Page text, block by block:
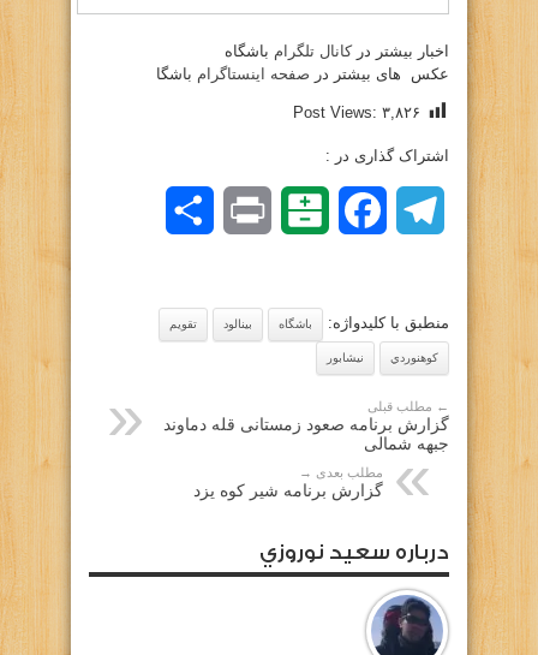
اخبار بیشتر درکانال تلگرام باشگاه
عکس های بیشتر در صفحه اینستاگرام باشگا
Post Views: ۳,۸۲۶
اشتراک گذاری در :
Telegram
Facebook
Balatarin
Print
منطبق با کلیدواژه: باشگاه بينالود تقويم
كوهنوردي نيشابور
← مطلب قبلی
گزارش برنامه صعود زمستانی قله دماوند
جبهه شمالی
مطلب بعدی →
گزارش برنامه شیر کوه یزد
درباره سعيد نوروزي